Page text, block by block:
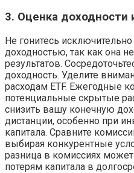
3. Оценка доходности
Не гонитесь
доходностью, так как она
результатов.
доходность. Уделите
расходам ETF. Ежегодные
потенциальные скрытые
снизить вашу конечную
дистанции, особенно при
капитала. Сравните
выбирая конкурентные
разница в комиссиях
потерям капитала в